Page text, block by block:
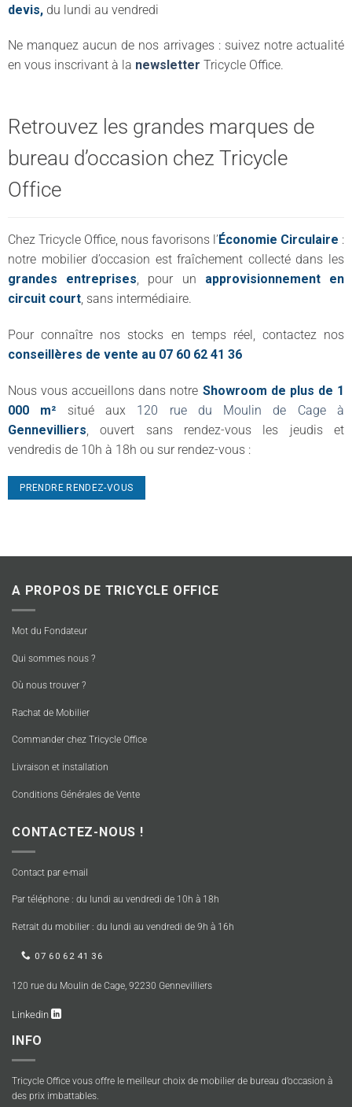
devis, du lundi au vendredi
Ne manquez aucun de nos arrivages : suivez notre actualité
en vous inscrivant à la newsletter Tricycle Office.
Retrouvez les grandes marques de
bureau d’occasion chez Tricycle
Office
Chez Tricycle Office, nous favorisons l’Économie Circulaire :
notre mobilier d’occasion est fraîchement collecté dans les
grandes entreprises, pour un approvisionnement en
circuit court, sans intermédiaire.
Pour connaître nos stocks en temps réel, contactez nos
conseillères de vente au 07 60 62 41 36
Nous vous accueillons dans notre Showroom de plus de 1
000 m² situé aux 120 rue du Moulin de Cage à
Gennevilliers, ouvert sans rendez-vous les jeudis et
vendredis de 10h à 18h ou sur rendez-vous :
PRENDRE RENDEZ-VOUS
A PROPOS DE TRICYCLE OFFICE
Mot du Fondateur
Qui sommes nous ?
Où nous trouver ?
Rachat de Mobilier
Commander chez Tricycle Office
Livraison et installation
Conditions Générales de Vente
CONTACTEZ-NOUS !
Contact par e-mail
Par téléphone : du lundi au vendredi de 10h à 18h
Retrait du mobilier : du lundi au vendredi de 9h à 16h
07 60 62 41 36
120 rue du Moulin de Cage, 92230 Gennevilliers
Linkedin
INFO
Tricycle Office vous offre le meilleur choix de mobilier de bureau d’occasion à
des prix imbattables.